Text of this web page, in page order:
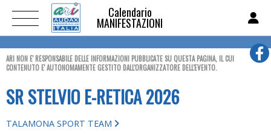
Calendario
MANIFESTAZIONI
ARI NON E' RESPONSABILE DELLE INFORMAZIONI PUBBLICATE SU QUESTA PAGINA, IL CUI
CONTENUTO E' AUTONOMAMENTE GESTITO DALL'ORGANIZZATORE DELL'EVENTO.
SR STELVIO E-RETICA 2026
TALAMONA SPORT TEAM